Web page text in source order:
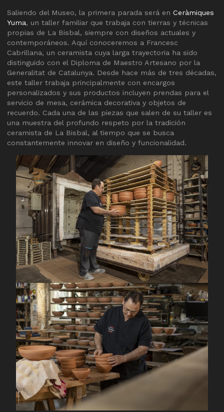
Saliendo del Museo, la primera parada será enCeràmiques
Yuma, un taller familiar que trabaja con tierras y técnicas
propias de La Bisbal, siempre con diseños actuales y
contemporáneos. Aquí conoceremos a Francesc
Cabrillana, un ceramista cuya larga trayectoria ha sido
distinguido con el Diploma de Maestro Artesano por la
Generalitat de Catalunya. Desde hace más de tres décadas,
este taller trabaja principalmente con encargos
personalizados y sus productos incluyen prendas para el
servicio de mesa, cerámica decorativa y objetos de
recuerdo. Cada una de las piezas que salen de su taller es
una muestra del profundo respeto por la tradición
ceramista de La Bisbal, al tiempo que se busca
constantemente innovar en diseño y funcionalidad.